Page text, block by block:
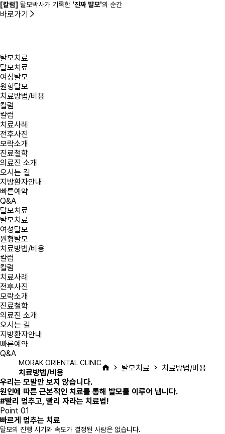
[칼럼] 탈모박사가 기록한 '진짜 발모'의 순간
바로가기
탈모치료
탈모치료
여성탈모
원형탈모
치료방법/비용
칼럼
칼럼
치료사례
전후사진
모락소개
진료철학
의료진 소개
오시는 길
지방환자안내
빠른예약
Q&A
탈모치료
탈모치료
여성탈모
원형탈모
치료방법/비용
칼럼
칼럼
치료사례
전후사진
모락소개
진료철학
의료진 소개
오시는 길
지방환자안내
빠른예약
Q&A
MORAK ORIENTAL CLINIC
치료방법/비용 탈모치료
치료방법/비용
우리는 모발만 보지 않습니다.
원인에 따른 근본적인 치료를 통해 발모를 이루어 냅니다.
#빨리 멈추고, 빨리 자라는 치료법!
Point 01
빠르게 멈추는 치료
탈모의 진행 시기와 속도가 결정된 사람은 없습니다.